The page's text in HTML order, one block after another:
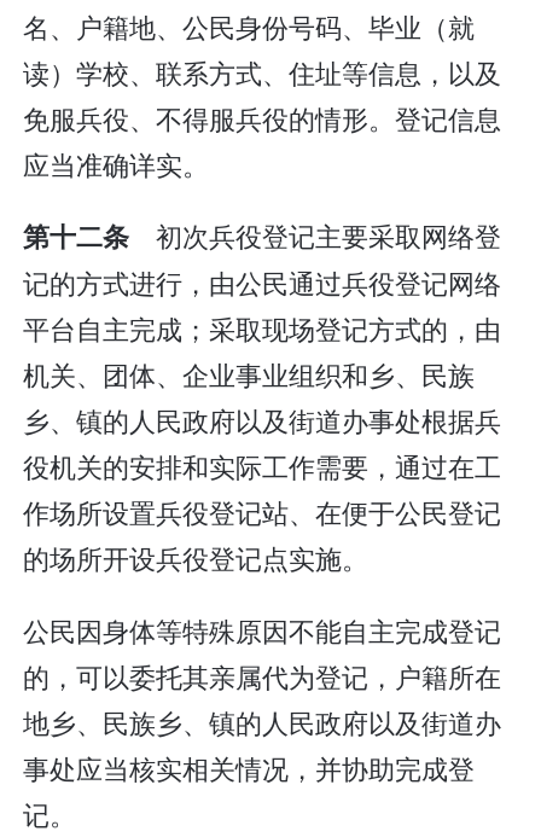
名、户籍地、公民身份号码、毕业（就
读）学校、联系方式、住址等信息，以及
免服兵役、不得服兵役的情形。登记信息
应当准确详实。
第十二条初次兵役登记主要采取网络登
记的方式进行，由公民通过兵役登记网络
平台自主完成；采取现场登记方式的，由
机关、团体、企业事业组织和乡、民族
乡、镇的人民政府以及街道办事处根据兵
役机关的安排和实际工作需要，通过在工
作场所设置兵役登记站、在便于公民登记
的场所开设兵役登记点实施。
公民因身体等特殊原因不能自主完成登记
的，可以委托其亲属代为登记，户籍所在
地乡、民族乡、镇的人民政府以及街道办
事处应当核实相关情况，并协助完成登
记。